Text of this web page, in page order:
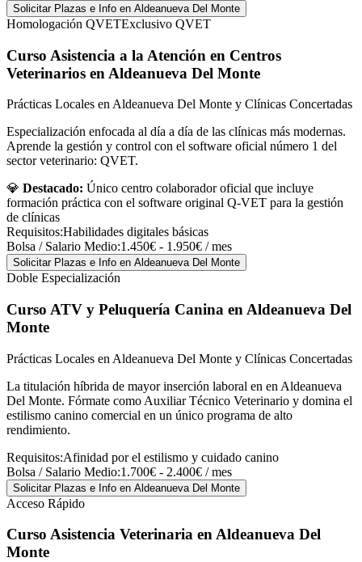
Solicitar Plazas e Info en Aldeanueva Del Monte
Homologación QVETExclusivo QVET
Curso Asistencia a la Atención en Centros
Veterinarios en Aldeanueva Del Monte
Prácticas Locales en Aldeanueva Del Monte y Clínicas Concertadas
Especialización enfocada al día a día de las clínicas más modernas.
Aprende la gestión y control con el software oficial número 1 del
sector veterinario: QVET.
💎 Destacado: Único centro colaborador oficial que incluye
formación práctica con el software original Q-VET para la gestión
de clínicas
Requisitos:Habilidades digitales básicas
Bolsa / Salario Medio:1.450€ - 1.950€ / mes
Solicitar Plazas e Info en Aldeanueva Del Monte
Doble Especialización
Curso ATV y Peluquería Canina en Aldeanueva Del
Monte
Prácticas Locales en Aldeanueva Del Monte y Clínicas Concertadas
La titulación híbrida de mayor inserción laboral en en Aldeanueva
Del Monte. Fórmate como Auxiliar Técnico Veterinario y domina el
estilismo canino comercial en un único programa de alto
rendimiento.
Requisitos:Afinidad por el estilismo y cuidado canino
Bolsa / Salario Medio:1.700€ - 2.400€ / mes
Solicitar Plazas e Info en Aldeanueva Del Monte
Acceso Rápido
Curso Asistencia Veterinaria en Aldeanueva Del
Monte